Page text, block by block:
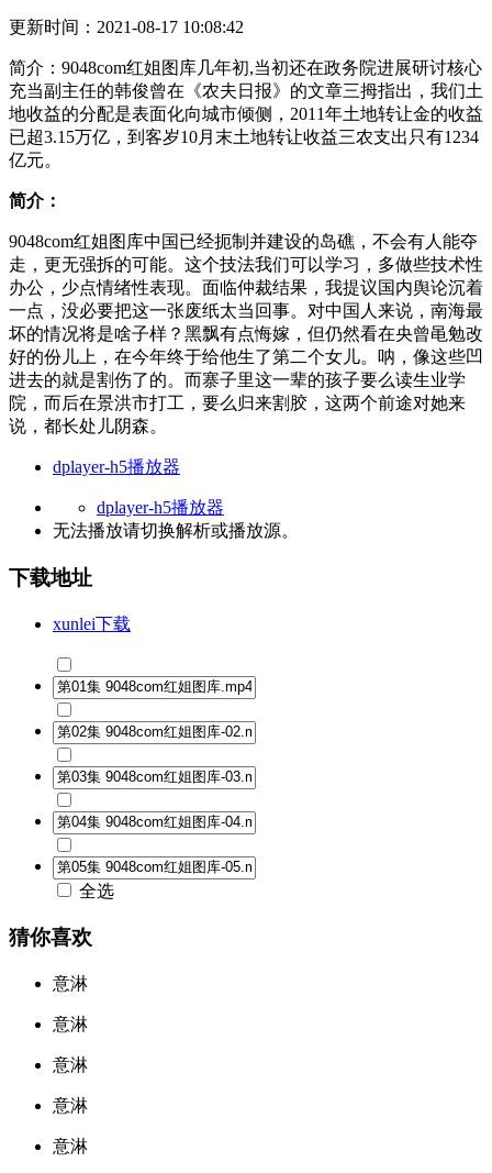
更新时间： 2021-08-17 10:08:42
简介： 9048com红姐图库几年初,当初还在政务院进展研讨核心
充当副主任的韩俊曾在《农夫日报》的文章三拇指出，我们土
地收益的分配是表面化向城市倾侧，2011年土地转让金的收益
已超3.15万亿，到客岁10月末土地转让收益三农支出只有1234
亿元。
简介：
9048com红姐图库中国已经扼制并建设的岛礁，不会有人能夺
走，更无强拆的可能。这个技法我们可以学习，多做些技术性
办公，少点情绪性表现。面临仲裁结果，我提议国内舆论沉着
一点，没必要把这一张废纸太当回事。对中国人来说，南海最
坏的情况将是啥子样？黑飘有点悔嫁，但仍然看在央曾黾勉改
好的份儿上，在今年终于给他生了第二个女儿。呐，像这些凹
进去的就是割伤了的。而寨子里这一辈的孩子要么读生业学
院，而后在景洪市打工，要么归来割胶，这两个前途对她来
说，都长处儿阴森。
dplayer-h5播放器
dplayer-h5播放器
无法播放请切换解析或播放源。
下载地址
xunlei下载
全选
猜你喜欢
意淋
意淋
意淋
意淋
意淋